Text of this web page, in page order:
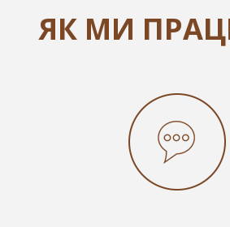
ЯК МИ